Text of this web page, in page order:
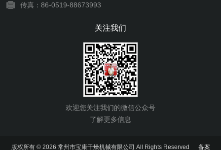
传真：86-0519-88673993
关注我们
欢迎您关注我们的微信公众号
了解更多信息
版权所有 © 2026 常州市宝康干燥机械有限公司 All Rights Reserved 备案